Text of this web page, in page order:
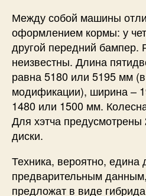
Между собой машины
оформлением кормы: у
другой передний бампер.
неизвестны. Длина
равна 5180 или 5195 мм
модификации), ширина –
1480 или 1500 мм.
Для хэтча
диски.
Техника, вероятно,
предварительным
предложат в виде